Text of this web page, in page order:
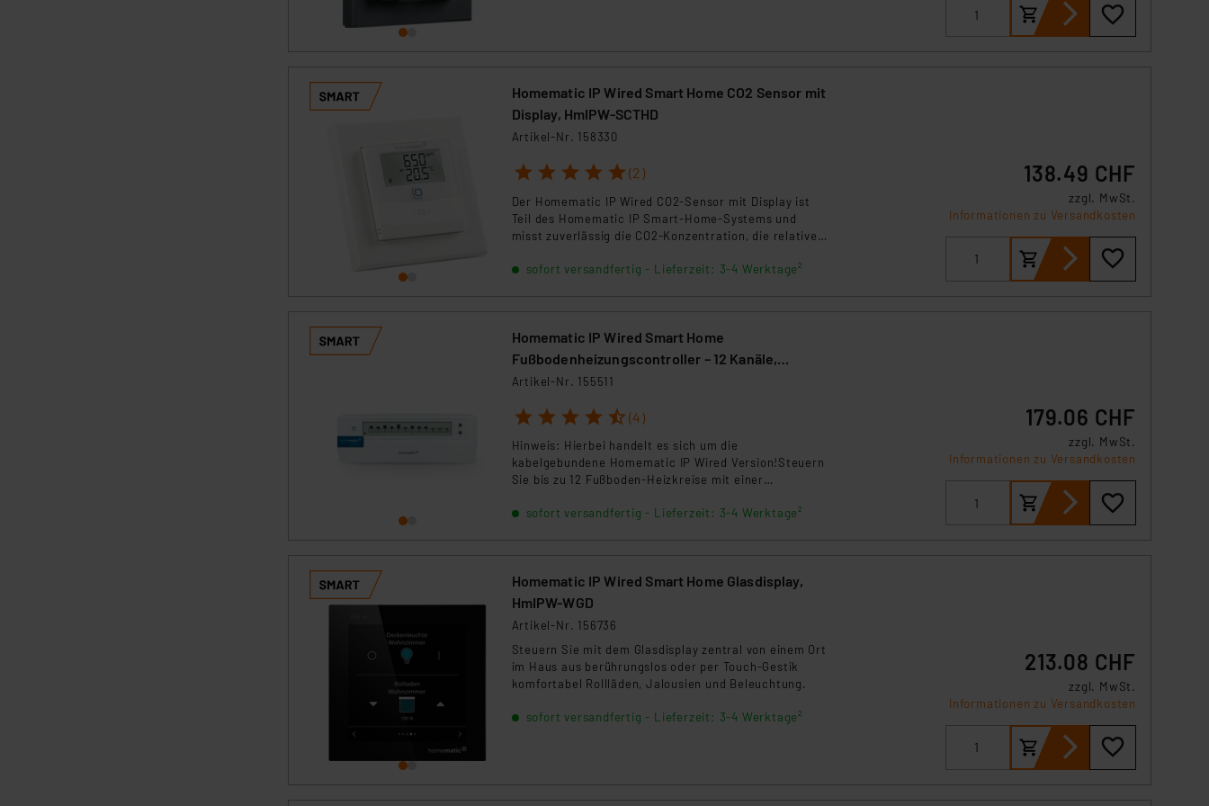
Datenschutz nach EU-Standards eingestuft wird. So besteht etwa das Risiko, dass US-Behörden personenbezogene
Kommission sowie einer eigenen Beurteilung der mit der Datenübermittlung, insbesondere der Art der übermittelten
Daten, verbundenen Risiken.“
Datenschutzerklärung
Homematic IP Wired Smart Home CO2 Sensor mit
Display, HmIPW-SCTHD
Artikel-Nr. 158330
1 2 3 4 5 (2)
Der Homematic IP Wired CO2-Sensor mit Display ist
Teil des Homematic IP Smart-Home-Systems und
misst zuverlässig die CO2-Konzentration, die relative
sofort versandfertig - Lieferzeit: 3-4 Werktage²
138.49 CHF
zzgl. MwSt.
Informationen zu Versandkosten
Homematic IP Wired Smart Home
Fußbodenheizungscontroller – 12 Kanäle,
motorisch, HmIPW-FALMOT-C12
Artikel-Nr. 155511
1 2 3 4 5 (4)
Hinweis: Hierbei handelt es sich um die
kabelgebundene Homematic IP Wired Version!Steuern
Sie bis zu 12 Fußboden-Heizkreise mit einer
Durchflusssteuerung statt mit der sonst üblichen
hydraulischen Abgleich der einzelnen Heizkreise
überflüssig.
sofort versandfertig - Lieferzeit: 3-4 Werktage²
179.06 CHF
zzgl. MwSt.
Informationen zu Versandkosten
Homematic IP Wired Smart Home Glasdisplay,
HmIPW-WGD
Artikel-Nr. 156736
Steuern Sie mit dem Glasdisplay zentral von einem Ort
im Haus aus berührungslos oder per Touch-Gestik
komfortabel Rollläden, Jalousien und Beleuchtung.
sofort versandfertig - Lieferzeit: 3-4 Werktage²
213.08 CHF
zzgl. MwSt.
Informationen zu Versandkosten